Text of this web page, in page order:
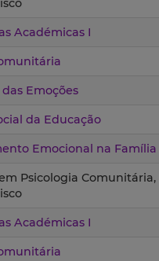
Académicas I
Emoções
da Educação
Emocional na Família
Psicologia
Académicas I